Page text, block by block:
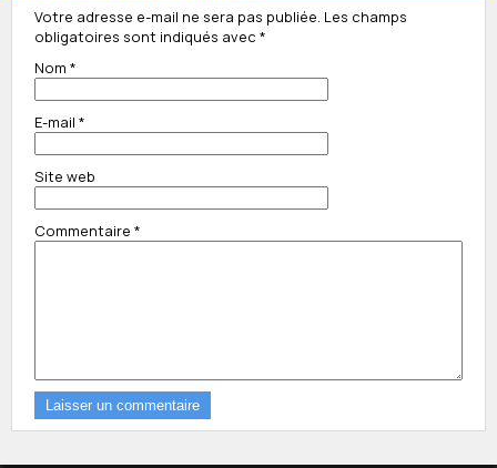
Votre adresse e-mail ne sera pas publiée. Les champs
obligatoires sont indiqués avec *
Nom *
E-mail *
Site web
Commentaire *